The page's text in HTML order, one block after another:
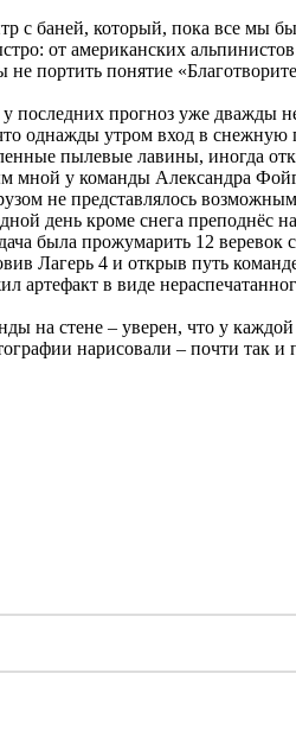
с баней, который, пока все мы
от американских
не портить понятие
прогноз уже дважды
однажды утром вход в
пылевые лавины, иногда
мной у команды Александра
не представлялось
день кроме снега преподнёс
была прожумарить 12 веревок
Лагерь 4 и открыв путь
в виде
на стене – уверен, что у
нарисовали – почти так и